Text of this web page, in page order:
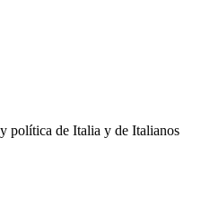
política de Italia y de Italianos